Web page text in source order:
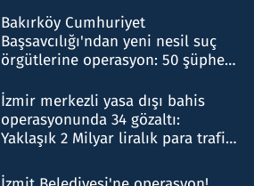
Bakırköy Cumhuriyet
Başsavcılığı'ndan yeni nesil suç
örgütlerine operasyon: 50 şüpheli
İzmir merkezli yasa dışı bahis
operasyonunda 34 gözaltı:
Yaklaşık 2 Milyar liralık para trafiği